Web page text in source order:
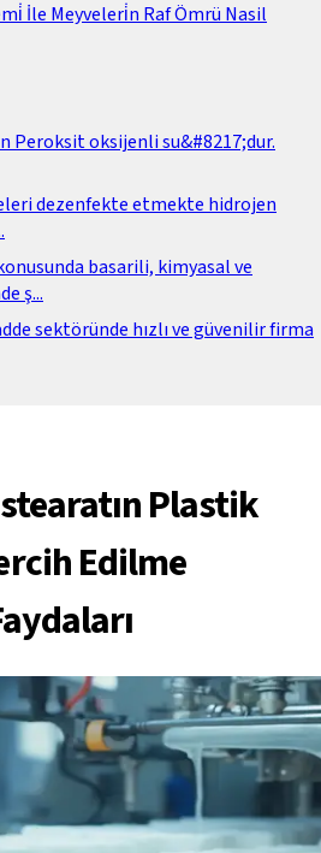
İle Meyveleri̇n Raf Ömrü Nasil
Peroksit oksijenli su&#8217;dur.
dezenfekte etmekte hidrojen
basarili, kimyasal ve
ş...
sektöründe hızlı ve güvenilir firma
Plastik
Edilme